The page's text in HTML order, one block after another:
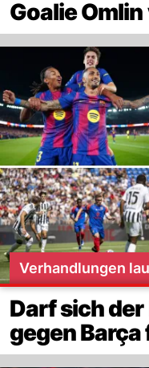
Goalie
Verhandlungen
Darf sich der
gegen Barça